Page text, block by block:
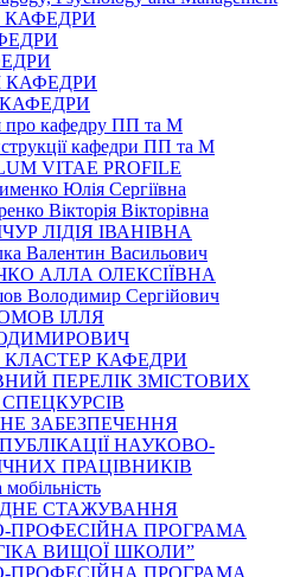
КАФЕДРИ
про кафедру ПП та М
кафедри ПП та М
VITAE PROFILE
Юлія Сергіївна
Вікторія Вікторівна
ЛІДІЯ ІВАНІВНА
Валентин Васильович
АЛЛА ОЛЕКСІЇВНА
Володимир Сергійович
ІЛЛЯ
КЛАСТЕР КАФЕДРИ
ПЕРЕЛІК ЗМІСТОВИХ
ЗАБЕЗПЕЧЕННЯ
НАУКОВО-
ПРАЦІВНИКІВ
СТАЖУВАННЯ
ПРОФЕСІЙНА ПРОГРАМА
ВИЩОЇ ШКОЛИ”
ПРОФЕСІЙНА ПРОГРАМА